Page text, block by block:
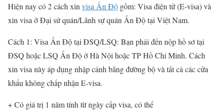
Hiện nay có 2 cách xin visa Ấn Độ gồm: Visa điện tử (E-visa) và
xin visa ở Đại sứ quán/Lãnh sự quán Ấn Độ tại Việt Nam.
Cách 1: Visa Ấn Độ tại ĐSQ/LSQ: Bạn phải đến nộp hồ sơ tại
ĐSQ hoặc LSQ Ấn Độ ở Hà Nội hoặc TP Hồ Chí Minh. Cách
xin visa này áp dụng nhập cảnh bằng đường bộ và tất cả các cửa
khẩu không chấp nhận E-visa.
+ Có giá trị 1 năm tính từ ngày cấp visa, có thể